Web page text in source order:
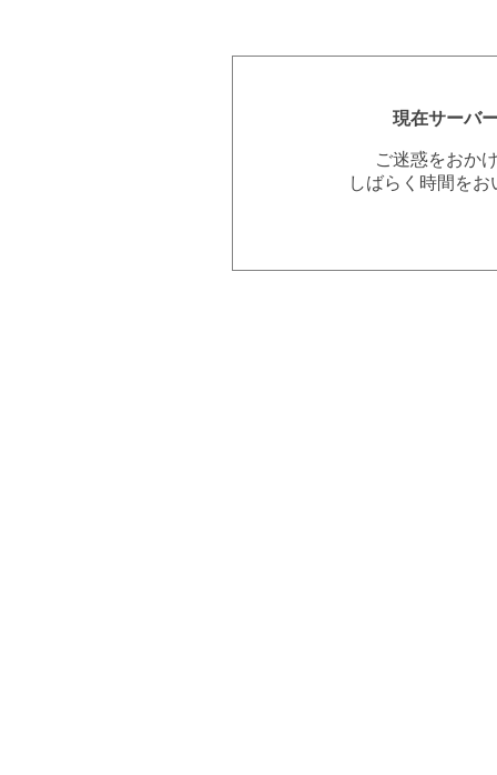
現在サーバ
ご迷惑をおか
しばらく時間を